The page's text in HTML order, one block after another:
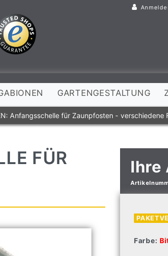
GARTENGESTALTUNG
Anfangsschelle für Zaunpfosten - verschiedene
FÜR
Ihre
Farbe: